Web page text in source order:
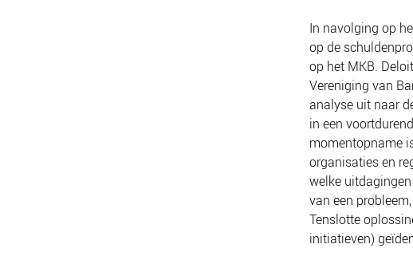
In navolging op
op de
op het MKB.
Vereniging van
analyse uit naar
in een
momentopname
organisaties en
welke
van een
Tenslotte
initiatieven)